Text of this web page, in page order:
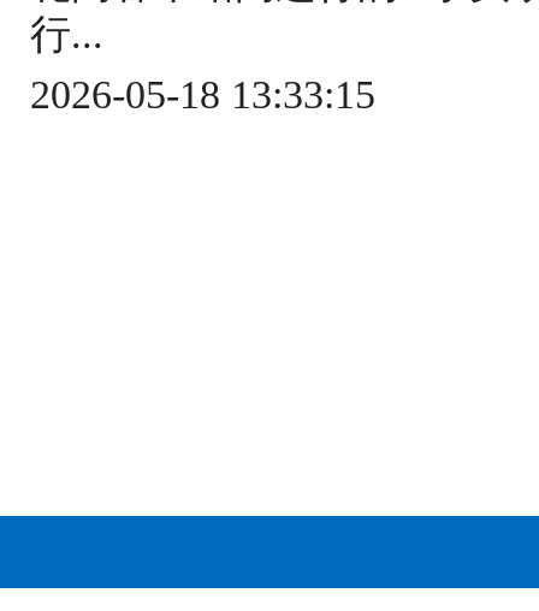
行...
2026-05-18 13:33:15